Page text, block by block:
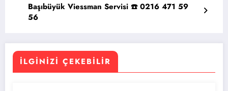
Başıbüyük Viessman Servisi ☎️ 0216 471 59
56
İLGINIZI ÇEKEBILIR